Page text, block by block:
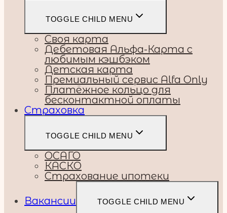
TOGGLE CHILD MENU
Своя карта
Дебетовая Альфа-Карта с
любимым кэшбэком
Детская карта
Премиальный сервис Alfa Only
Платёжное кольцо для
бесконтактной оплаты
Страховка
TOGGLE CHILD MENU
ОСАГО
КАСКО
Страхование ипотеки
Вакансии TOGGLE CHILD MENU